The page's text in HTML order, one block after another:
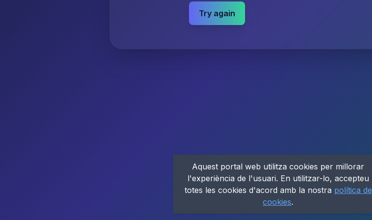
Try again
Aquest portal web utilitza cookies per millorar
l'experiència de l'usuari. En utilitzar-lo, accepteu
totes les cookies d'acord amb la nostra política de
cookies.